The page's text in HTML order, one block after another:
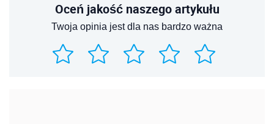
Oceń jakość naszego artykułu
Twoja opinia jest dla nas bardzo ważna